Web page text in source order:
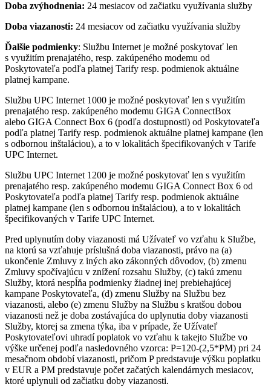
Doba zvýhodnenia: 24 mesiacov od začiatku využívania služby
Doba viazanosti: 24 mesiacov od začiatku využívania služby
Ďalšie podmienky: Službu Internet je možné poskytovať len
s využitím prenajatého, resp. zakúpeného modemu od
Poskytovateľa podľa platnej Tarify resp. podmienok aktuálne
platnej kampane.
Službu UPC Internet 1000 je možné poskytovať len s využitím
prenajatého resp. zakúpeného modemu GIGA ConnectBox
alebo GIGA Connect Box 6 (podľa dostupnosti) od Poskytovateľa
podľa platnej Tarify resp. podmienok aktuálne platnej kampane (len
s odbornou inštaláciou), a to v lokalitách špecifikovaných v Tarife
UPC Internet.
Službu UPC Internet 1200 je možné poskytovať len s využitím
prenajatého resp. zakúpeného modemu GIGA Connect Box 6 od
Poskytovateľa podľa platnej Tarify resp. podmienok aktuálne
platnej kampane (len s odbornou inštaláciou), a to v lokalitách
špecifikovaných v Tarife UPC Internet.
Pred uplynutím doby viazanosti má Užívateľ vo vzťahu k Službe,
na ktorú sa vzťahuje príslušná doba viazanosti, právo na (a)
ukončenie Zmluvy z iných ako zákonných dôvodov, (b) zmenu
Zmluvy spočívajúcu v znížení rozsahu Služby, (c) takú zmenu
Služby, ktorá nespĺňa podmienky žiadnej inej prebiehajúcej
kampane Poskytovateľa, (d) zmenu Služby na Službu bez
viazanosti, alebo (e) zmenu Služby na Službu s kratšou dobou
viazanosti než je doba zostávajúca do uplynutia doby viazanosti
Služby, ktorej sa zmena týka, iba v prípade, že Užívateľ
Poskytovateľovi uhradí poplatok vo vzťahu k takejto Službe vo
výške určenej podľa nasledovného vzorca: P=120-(2,5*PM) pri 24
mesačnom období viazanosti, pričom P predstavuje výšku poplatku
v EUR a PM predstavuje počet začatých kalendárnych mesiacov,
ktoré uplynuli od začiatku doby viazanosti.